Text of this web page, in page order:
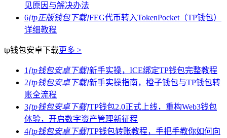
见原因与解决办法
6[tp正版钱包下载]FEG代币转入TokenPocket（TP钱包）
详细教程
tp钱包安卓下载更多 >
1 [tp钱包安卓下载]新手实操，ICE绑定TP钱包完整教程
2[tp钱包安卓下载]新手实操指南，橙子钱包与TP钱包转
账全流程
3[tp钱包安卓下载]TP钱包2.0正式上线，重构Web3钱包
体验，开启数字资产管理新征程
4[tp钱包安卓下载]TP钱包转账教程，手把手教你如何向